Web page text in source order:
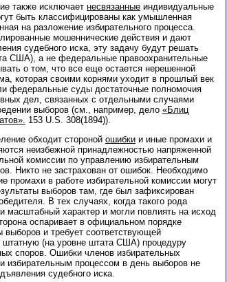
также исключает несвязанные индивидуальные
быть классифицированы как умышленная
на разложение избирательного процесса.
мошеннические действия и дают
судебного иска, эту задачу будут решать
США), а не федеральные правоохранительные
о том, что все еще остается нерешенной
которая своими корнями уходит в прошлый век
федеральные суды достаточные полномочия
дел, связанных с отдельными случаями
выборов (см., например, дело «Блиц
153 U.S. 308(1894)).
обходит стороной ошибки и иные промахи и
неизбежной принадлежностью напряженной
комиссии по управлению избирательным
Никто не застрахован от ошибок. Необходимо
промахи в работе избирательной комиссии могут
выборов там, где был зафиксирован
В тех случаях, когда такого рода
масштабный характер и могли повлиять на исход
оспаривает в официальном порядке
выборов и требует соответствующей
штатную (на уровне штата США) процедуру
споров. Ошибки членов избирательных
избирательным процессом в день выборов не
судебного иска.